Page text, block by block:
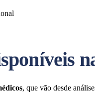
, que vão desde